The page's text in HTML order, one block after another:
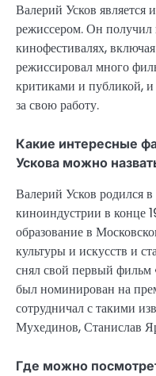
Валерий Усков является
режиссером. Он
кинофестивалях,
режиссировал много
критиками и публикой,
за свою работу.
Какие интересные
Ускова можно
Валерий Усков родился
киноиндустрии в конце
образование в
культуры и искусств и
снял свой первый фильм
был номинирован на
сотрудничал с такими
Мухединов, Станислав
Где можно